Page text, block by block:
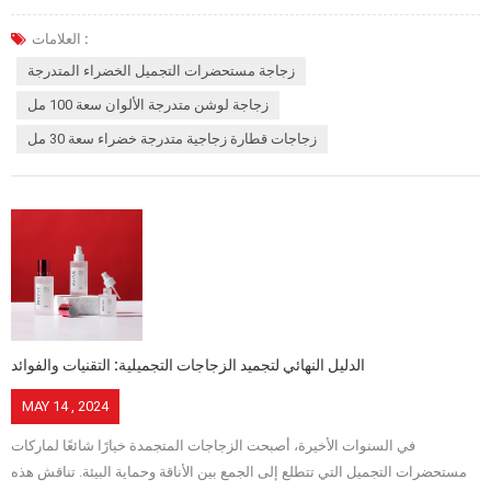
الرش طريقة شائعة تستخدم لمنح الزجاجات مظهرًا فريدًا ولونًا وتأثيرات خاصة.
قوانغتشو بانيو التعبئة والتغليف المحدودة . سنناقش معكم كافة جوانب عملية
الرش للقوارير الزجاجية لمستحضرات التجميل، بداية من التعريف بعملية الرش
عملية رش الزجاجات التجميلية؟ الرش: رش طبقة من طلاء الطلاء المائي الموحد
على سطح الزجاجات التجميلية بمسدس الهواء، ويتم معالجة المنتج الرش بعد
إلخ. يتم استخدام عملية الرش في تطبيق زجاجات مستحضرات التجميل، بما في
ذلك الزجاجات الداخلية. تطبيق زجاجات مستحضرات التجميل يشمل الرش خارج
الزجاجة الداخلية، والرش داخل الزجاجة الخارجية، ورش سطح الزجاجة بعدة طرق.
العلامات :
زجاجة مستحضرات التجميل الخضراء المتدرجة
زجاجة لوشن متدرجة الألوان سعة 100 مل
زجاجات قطارة زجاجية متدرجة خضراء سعة 30 مل
الدليل النهائي لتجميد الزجاجات التجميلية: التقنيات والفوائد
MAY 14 , 2024
في السنوات الأخيرة، أصبحت الزجاجات المتجمدة خيارًا شائعًا لماركات
مستحضرات التجميل التي تتطلع إلى الجمع بين الأناقة وحماية البيئة. تناقش هذه